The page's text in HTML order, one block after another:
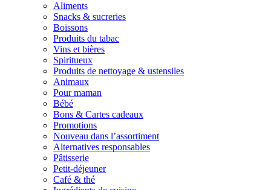
Aliments
Snacks & sucreries
Boissons
Produits du tabac
Vins et bières
Spiritueux
Produits de nettoyage & ustensiles
Animaux
Pour maman
Bébé
Bons & Cartes cadeaux
Promotions
Nouveau dans l’assortiment
Alternatives responsables
Pâtisserie
Petit-déjeuner
Café & thé